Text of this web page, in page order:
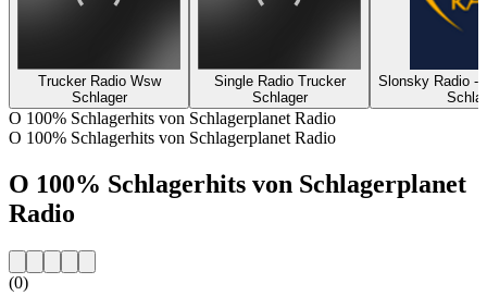
Trucker Radio Wsw
Schlager
Single Radio Trucker
Schlager
Slonsky Radio -
O 100% Schlagerhits von Schlagerplanet Radio
O 100% Schlagerhits von Schlagerplanet Radio
O 100% Schlagerhits von Schlagerplanet
Radio
(0)